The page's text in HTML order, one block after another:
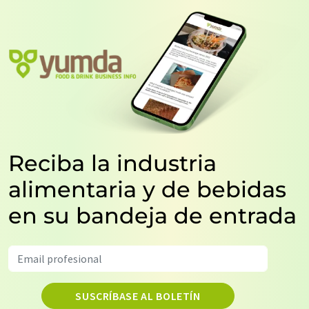
Reciba la industria
alimentaria y de bebidas
en su bandeja de entrada
SUSCRÍBASE AL BOLETÍN